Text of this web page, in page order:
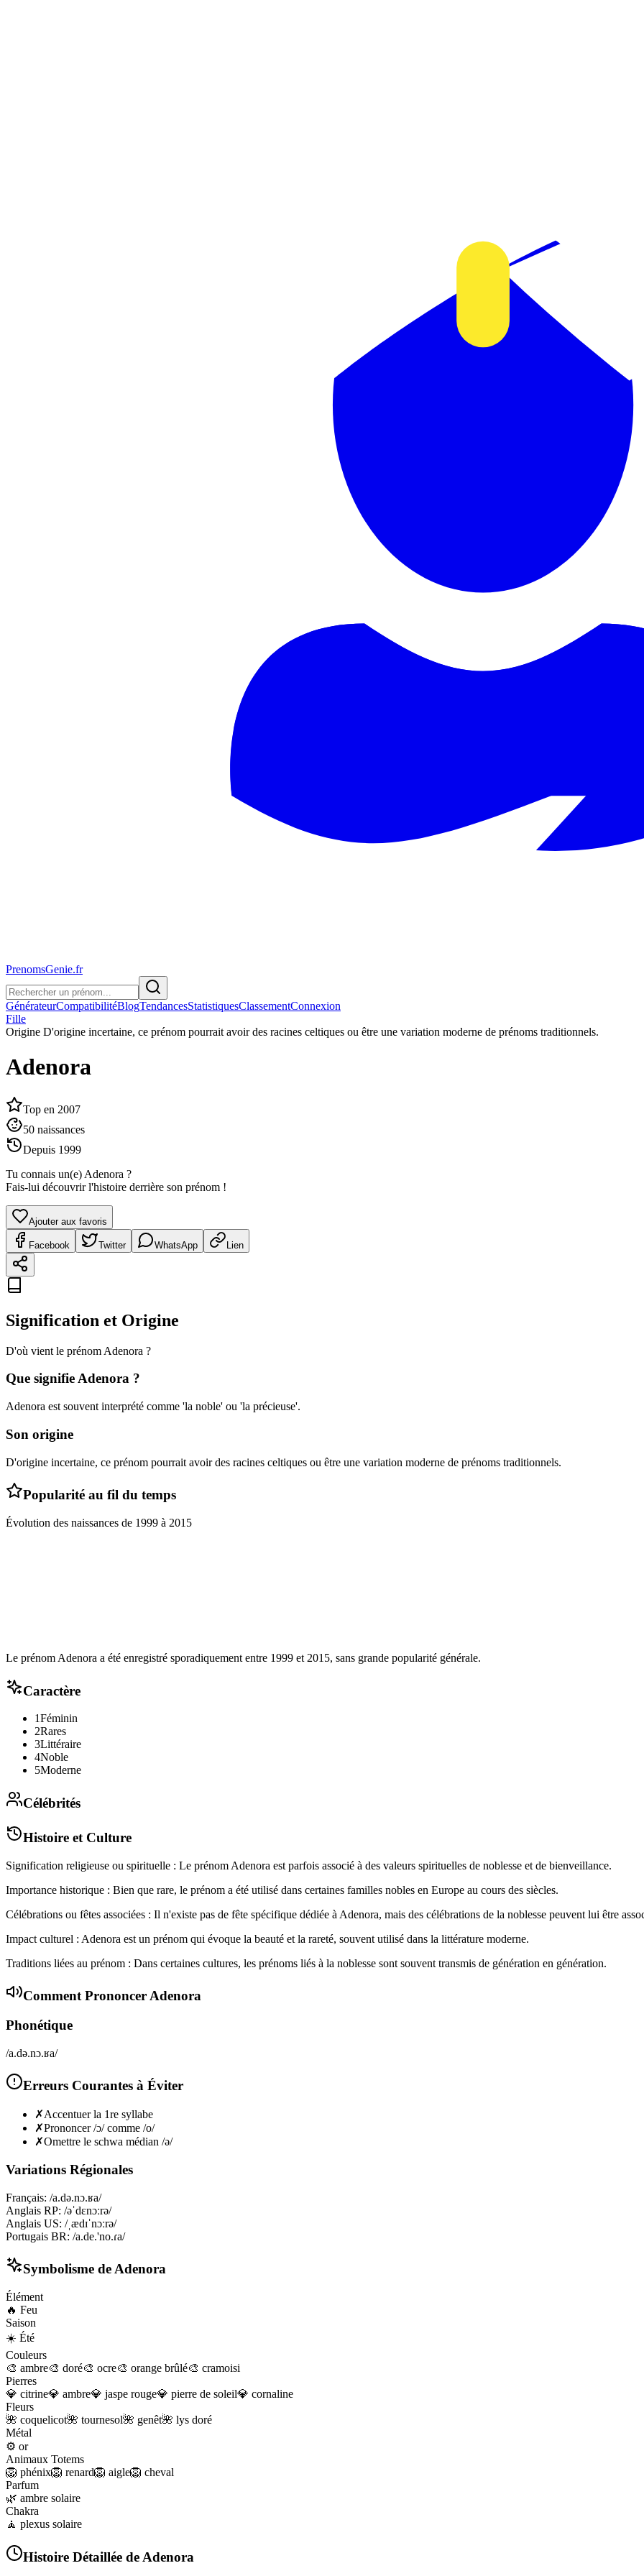
PrenomsGenie.fr
GénérateurCompatibilitéBlogTendancesStatistiquesClassementConnexion
Fille
Origine D'origine incertaine, ce prénom pourrait avoir des racines celtiques ou être une variation moderne de prénoms traditionnels.
Adenora
Top en 2007
50 naissances
Depuis 1999
Tu connais un(e) Adenora ?
Fais-lui découvrir l'histoire derrière son prénom !
Ajouter aux favoris
Facebook Twitter WhatsApp Lien
Signification et Origine
D'où vient le prénom Adenora ?
Que signifieAdenora ?
Adenora est souvent interprété comme 'la noble' ou 'la précieuse'.
Son origine
D'origine incertaine, ce prénom pourrait avoir des racines celtiques ou être une variation moderne de prénoms traditionnels.
Popularité au fil du temps
Évolution des naissances de 1999 à 2015
Le prénom Adenora a été enregistré sporadiquement entre 1999 et 2015, sans grande popularité générale.
Caractère
1Féminin
2Rares
3Littéraire
4Noble
5Moderne
Célébrités
Histoire et Culture
Signification religieuse ou spirituelle : Le prénom Adenora est parfois associé à des valeurs spirituelles de noblesse et de bienveillance.
Importance historique : Bien que rare, le prénom a été utilisé dans certaines familles nobles en Europe au cours des siècles.
Célébrations ou fêtes associées : Il n'existe pas de fête spécifique dédiée à Adenora, mais des célébrations de la noblesse peuvent lui être
Impact culturel : Adenora est un prénom qui évoque la beauté et la rareté, souvent utilisé dans la littérature moderne.
Traditions liées au prénom : Dans certaines cultures, les prénoms liés à la noblesse sont souvent transmis de génération en génération.
Comment PrononcerAdenora
Phonétique
/a.də.nɔ.ʁa/
Erreurs Courantes à Éviter
✗Accentuer la 1re syllabe
✗Prononcer /ɔ/ comme /o/
✗Omettre le schwa médian /ə/
Variations Régionales
Français: /a.də.nɔ.ʁa/
Anglais RP: /əˈdɛnɔːrə/
Anglais US: /ˌædɪˈnɔːrə/
Portugais BR: /a.de.'no.ɾa/
Symbolisme deAdenora
Élément
🔥 Feu
Saison
☀️ Été
Couleurs
🎨 ambre🎨 doré🎨 ocre🎨 orange brûlé🎨 cramoisi
Pierres
💎 citrine💎 ambre💎 jaspe rouge💎 pierre de soleil💎 cornaline
Fleurs
🌺 coquelicot🌺 tournesol🌺 genêt🌺 lys doré
Métal
⚙️ or
Animaux Totems
🦁 phénix🦁 renard🦁 aigle🦁 cheval
Parfum
🌿 ambre solaire
Chakra
🧘 plexus solaire
Histoire Détaillée de Adenora